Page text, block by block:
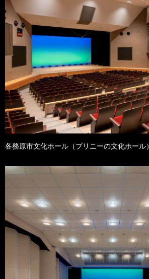
各務原市文化ホール（プリニーの文化ホール）